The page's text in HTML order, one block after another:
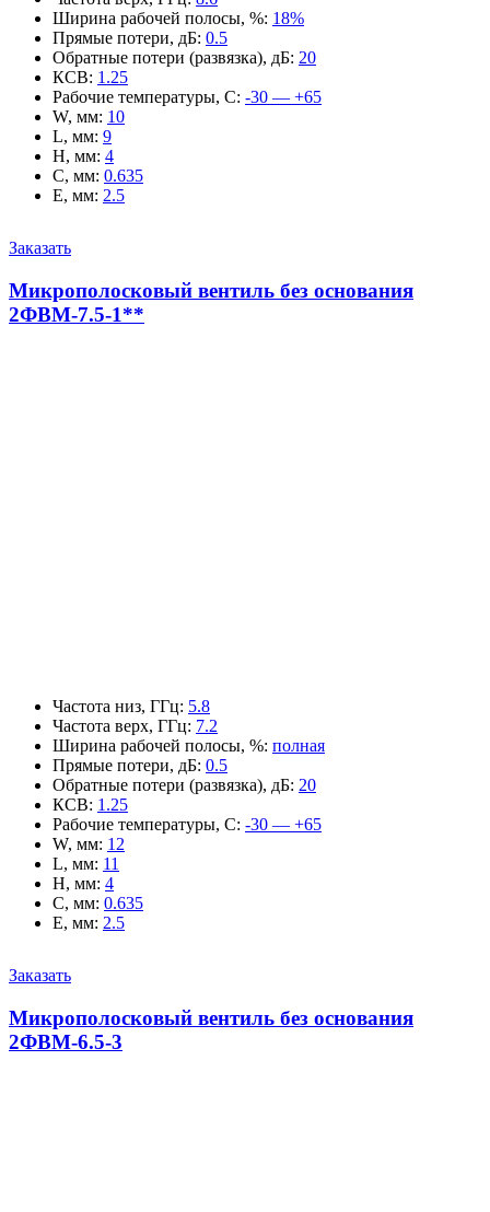
Ширина рабочей полосы, %: 18%
Прямые потери, дБ: 0.5
Обратные потери (развязка), дБ: 20
КСВ: 1.25
Рабочие температуры, С: -30 — +65
W, мм: 10
L, мм: 9
H, мм: 4
C, мм: 0.635
E, мм: 2.5
Заказать
Микрополосковый вентиль без основания
2ФВМ-7.5-1**
Частота низ, ГГц: 5.8
Частота верх, ГГц: 7.2
Ширина рабочей полосы, %: полная
Прямые потери, дБ: 0.5
Обратные потери (развязка), дБ: 20
КСВ: 1.25
Рабочие температуры, С: -30 — +65
W, мм: 12
L, мм: 11
H, мм: 4
C, мм: 0.635
E, мм: 2.5
Заказать
Микрополосковый вентиль без основания
2ФВМ-6.5-3